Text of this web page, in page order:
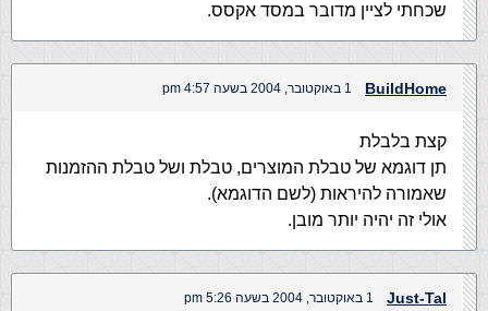
שכחתי לציין מדובר במסד אקסס.
BuildHome 1 באוקטובר, 2004 בשעה 4:57 pm
קצת בלבלת
תן דוגמא של טבלת המוצרים, טבלת ושל טבלת ההזמנות
שאמורה להיראות (לשם הדוגמא).
אולי זה יהיה יותר מובן.
Just-Tal 1 באוקטובר, 2004 בשעה 5:26 pm